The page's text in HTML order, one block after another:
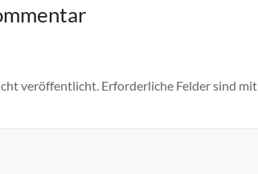
veröffentlicht. Erforderliche Felder sind mit